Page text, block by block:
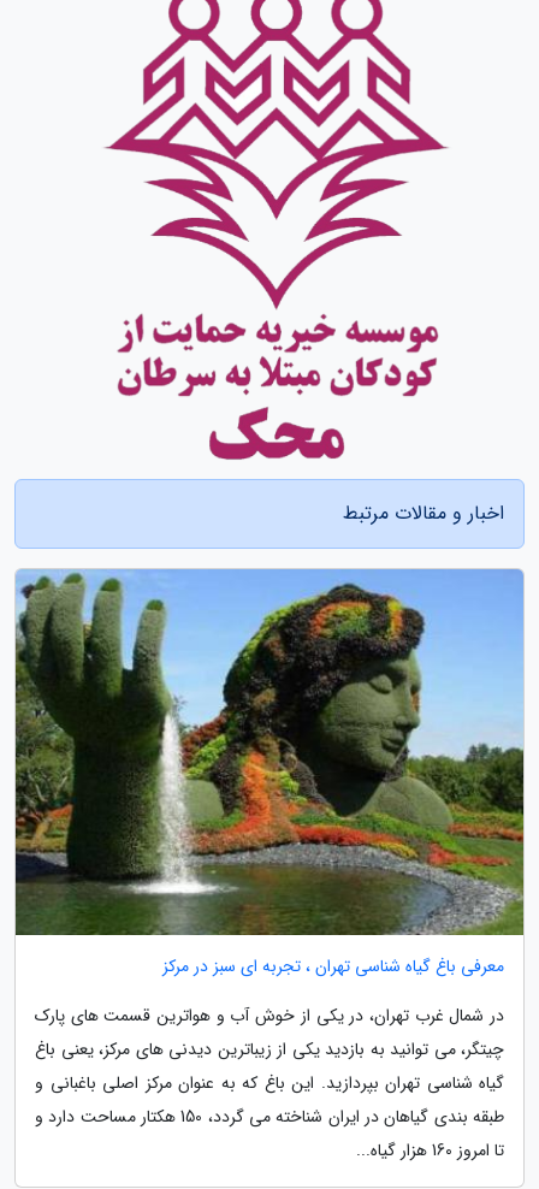
اخبار و مقالات مرتبط
معرفی باغ گیاه شناسی تهران ، تجربه ای سبز در مرکز
در شمال غرب تهران، در یکی از خوش آب و هواترین قسمت های پارک
چیتگر، می توانید به بازدید یکی از زیباترین دیدنی های مرکز، یعنی باغ
گیاه شناسی تهران بپردازید. این باغ که به عنوان مرکز اصلی باغبانی و
طبقه بندی گیاهان در ایران شناخته می گردد، 150 هکتار مساحت دارد و
تا امروز 160 هزار گیاه...